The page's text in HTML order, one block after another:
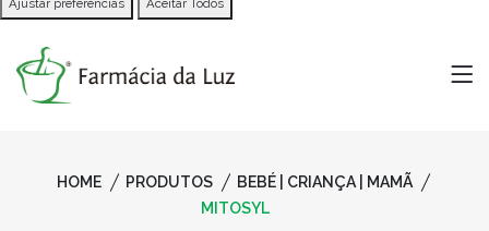
Ajustar preferências Aceitar Todos
HOME PRODUTOS
BEBÉ | CRIANÇA | MAMÃ
MITOSYL